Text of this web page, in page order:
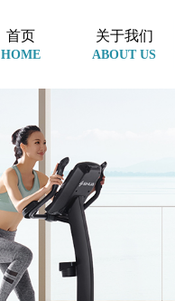
首页
HOME
关于我们
ABOUT US